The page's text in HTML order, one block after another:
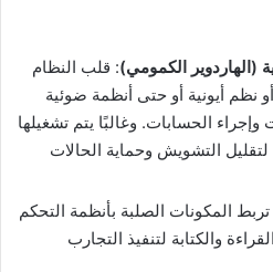
(الهاردوير الكمومي): قلب النظام
نظم أيونية أو حتى أنظمة ضوئية
الحسابات. وغالبًا يتم تشغيلها
التشويش وحماية الحالات
تربط المكونات الصلبة بأنظمة التحكم
والكتابة لتنفيذ التجارب